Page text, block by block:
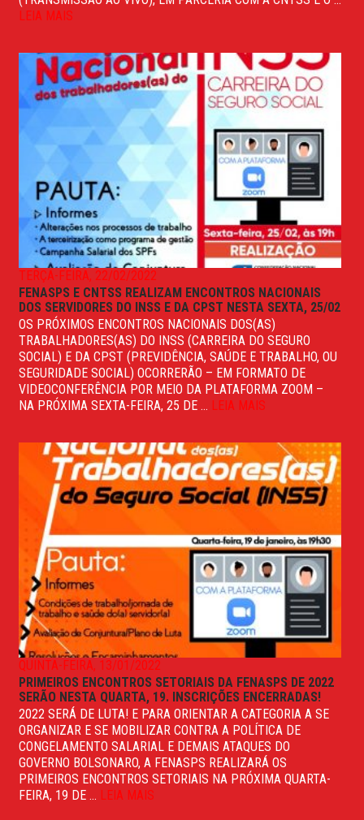
LEIA MAIS
TERÇA-FEIRA, 22/02/2022
FENASPS E CNTSS REALIZAM ENCONTROS NACIONAIS
DOS SERVIDORES DO INSS E DA CPST NESTA SEXTA, 25/02
OS PRÓXIMOS ENCONTROS NACIONAIS DOS(AS)
TRABALHADORES(AS) DO INSS (CARREIRA DO SEGURO
SOCIAL) E DA CPST (PREVIDÊNCIA, SAÚDE E TRABALHO, OU
SEGURIDADE SOCIAL) OCORRERÃO – EM FORMATO DE
VIDEOCONFERÊNCIA POR MEIO DA PLATAFORMA ZOOM –
NA PRÓXIMA SEXTA-FEIRA, 25 DE ... LEIA MAIS
QUINTA-FEIRA, 13/01/2022
PRIMEIROS ENCONTROS SETORIAIS DA FENASPS DE 2022
SERÃO NESTA QUARTA, 19. INSCRIÇÕES ENCERRADAS!
2022 SERÁ DE LUTA! E PARA ORIENTAR A CATEGORIA A SE
ORGANIZAR E SE MOBILIZAR CONTRA A POLÍTICA DE
CONGELAMENTO SALARIAL E DEMAIS ATAQUES DO
GOVERNO BOLSONARO, A FENASPS REALIZARÁ OS
PRIMEIROS ENCONTROS SETORIAIS NA PRÓXIMA QUARTA-
FEIRA, 19 DE ... LEIA MAIS